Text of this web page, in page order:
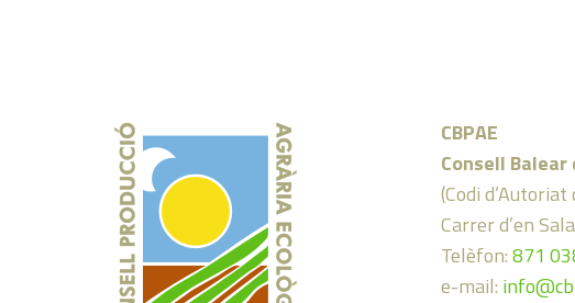
CBPAE
Consell
(Codi
Carrer d’en
Telèfon:871
e-mail: